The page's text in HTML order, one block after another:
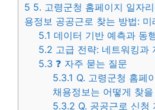
5 5. 고령군청 홈페이지 일자
용정보 공공근로 찾는 방법:
5.1 데이터 기반 예측과 동
5.2 고급 전략: 네트워킹과
5.3 ❓ 자주 묻는 질문
5.3.1 Q. 고령군청 홈페
채용정보는 어떻게 찾
5.3.2 Q. 공공근로 신청